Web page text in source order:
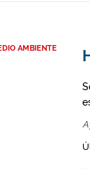
AMBIENTE